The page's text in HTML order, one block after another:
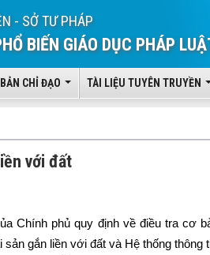
- SỞ TƯ PHÁP
BIẾN GIÁO DỤC PHÁP
CHỈ ĐẠO TÀI LIỆU TUYÊN TRUYỀN
với đất
Chính phủ quy định về điều tra cơ
gắn liền với đất và Hệ thống thông